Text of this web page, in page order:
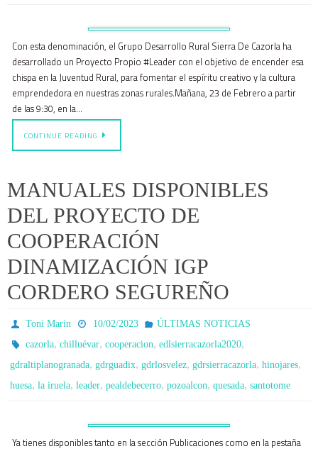
Con esta denominación, el Grupo Desarrollo Rural Sierra De Cazorla ha
desarrollado un Proyecto Propio #Leader con el objetivo de encender esa
chispa en la Juventud Rural, para fomentar el espíritu creativo y la cultura
emprendedora en nuestras zonas rurales.Mañana, 23 de Febrero a partir
de las 9:30, en la…
CONTINUE READING
MANUALES DISPONIBLES
DEL PROYECTO DE
COOPERACIÓN
DINAMIZACIÓN IGP
CORDERO SEGUREÑO
Toni Marin 10/02/2023
ÚLTIMAS NOTICIAS
cazorla,chilluévar,cooperacion,edlsierracazorla2020,
gdraltiplanogranada, gdrguadix, gdrlosvelez, gdrsierracazorla, hinojares,
huesa, la iruela, leader, pealdebecerro, pozoalcon, quesada, santotome
Ya tienes disponibles tanto en la sección Publicaciones como en la pestaña